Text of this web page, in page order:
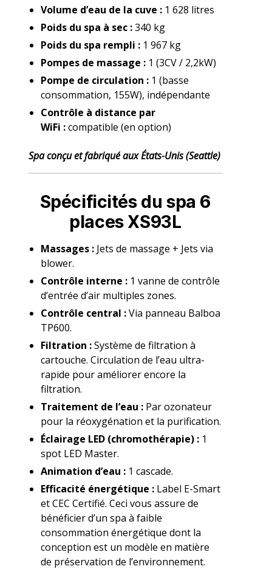
Volume d’eau de la cuve :1 628 litres
Poids du spa à sec :340 kg
Poids du spa rempli :1 967 kg
Pompes de massage :1 (3CV / 2,2kW)
Pompe de circulation :1 (basse
consommation, 155W), indépendante
Contrôle à distance par
WiFi :compatible (en option)
Spa conçu et fabriqué aux États-Unis (Seattle)
Spécificités du spa 6
places XS93L
Massages :Jets de massage + Jets via
blower.
Contrôle interne :1 vanne de contrôle
d’entrée d’air multiples zones.
Contrôle central :Via panneau Balboa
TP600.
Filtration :Système de filtration à
cartouche. Circulation de l’eau ultra-
rapide pour améliorer encore la
filtration.
Traitement de l’eau :Par ozonateur
pour la réoxygénation et la purification.
Éclairage LED (chromothérapie) :1
spot LED Master.
Animation d’eau :1 cascade.
Efficacité énergétique : Label E-Smart
et CEC Certifié. Ceci vous assure de
bénéficier d’un spa à faible
consommation énergétique dont la
conception est un modèle en matière
de préservation de l’environnement.